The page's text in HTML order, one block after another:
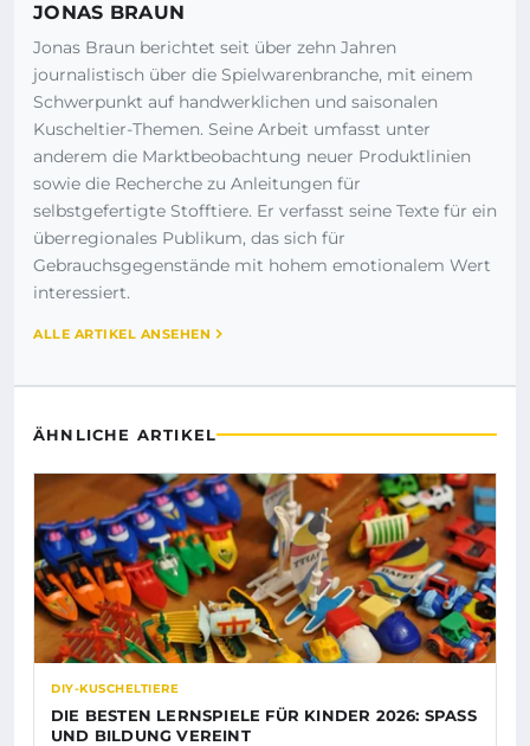
JONAS BRAUN
Jonas Braun berichtet seit über zehn Jahren
journalistisch über die Spielwarenbranche, mit einem
Schwerpunkt auf handwerklichen und saisonalen
Kuscheltier-Themen. Seine Arbeit umfasst unter
anderem die Marktbeobachtung neuer Produktlinien
sowie die Recherche zu Anleitungen für
selbstgefertigte Stofftiere. Er verfasst seine Texte für ein
überregionales Publikum, das sich für
Gebrauchsgegenstände mit hohem emotionalem Wert
interessiert.
ALLE ARTIKEL ANSEHEN
ÄHNLICHE ARTIKEL
DIY-KUSCHELTIERE
DIE BESTEN LERNSPIELE FÜR KINDER 2026: SPASS U
ND BILDUNG VEREINT